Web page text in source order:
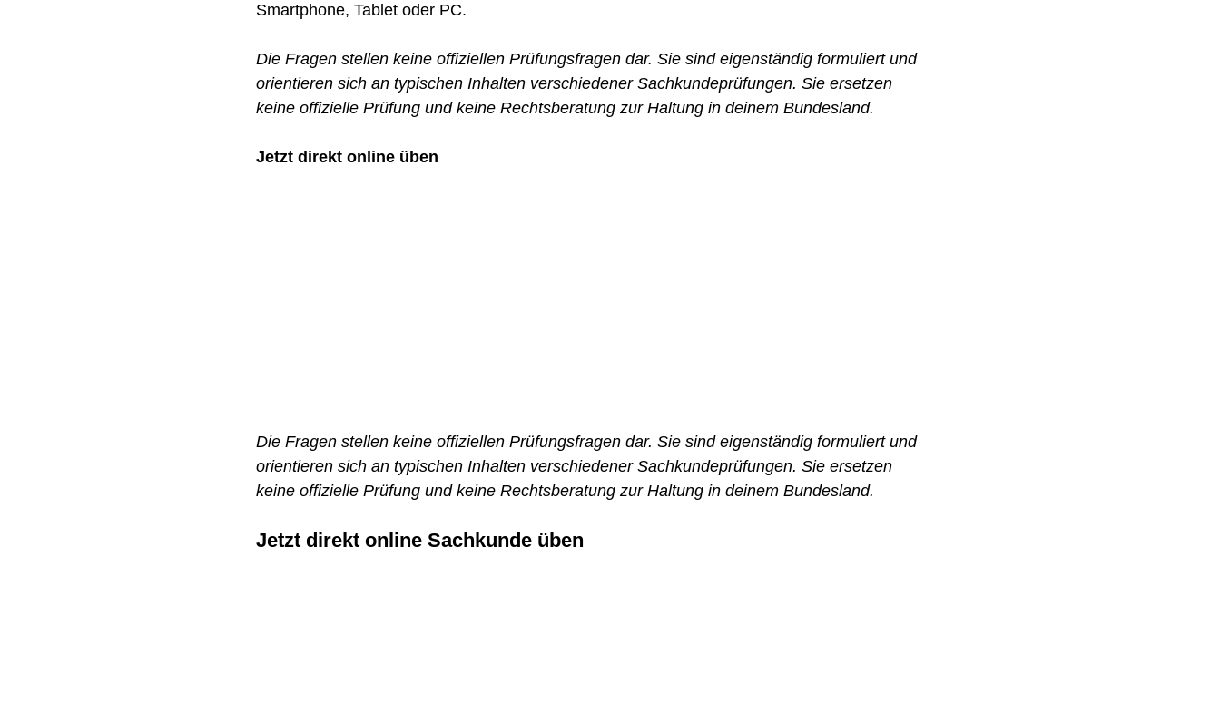
Smartphone, Tablet oder PC.
Die Fragen stellen keine offiziellen Prüfungsfragen dar. Sie sind eigenständig formuliert und
orientieren sich an typischen Inhalten verschiedener Sachkundeprüfungen. Sie ersetzen
keine offizielle Prüfung und keine Rechtsberatung zur Haltung in deinem Bundesland.
Jetzt direkt online üben
Die Fragen stellen keine offiziellen Prüfungsfragen dar. Sie sind eigenständig formuliert und
orientieren sich an typischen Inhalten verschiedener Sachkundeprüfungen. Sie ersetzen
keine offizielle Prüfung und keine Rechtsberatung zur Haltung in deinem Bundesland.
Jetzt direkt online Sachkunde üben